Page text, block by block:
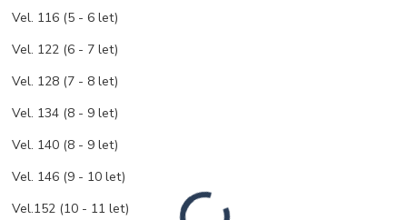
Vel. 116 (5 - 6 let)
Vel. 122 (6 - 7 let)
Vel. 128 (7 - 8 let)
Vel. 134 (8 - 9 let)
Vel. 140 (8 - 9 let)
Vel. 146 (9 - 10 let)
Vel.152 (10 - 11 let)